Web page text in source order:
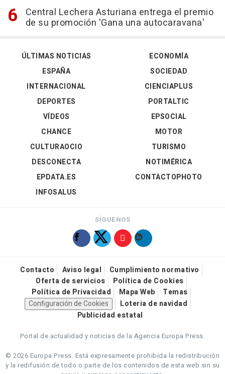
Central Lechera Asturiana entrega el premio
de su promoción 'Gana una autocaravana'
ÚLTIMAS NOTICIAS
ESPAÑA
INTERNACIONAL
DEPORTES
VÍDEOS
ECONOMÍA
SOCIEDAD
CIENCIAPLUS
PORTALTIC
EPSOCIAL
CHANCE
CULTURAOCIO
DESCONECTA
EPDATA.ES
INFOSALUS
MOTOR
TURISMO
NOTIMÉRICA
CONTACTOPHOTO
SÍGUENOS
Contacto Aviso legal
Cumplimiento normativo
Oferta de servicios
Política de Cookies
Política de Privacidad
Mapa Web
Temas
Configuración de Cookies
Loteria de navidad
Publicidad estatal
Portal de actualidad y noticias de la Agencia Europa Press.
© 2026 Europa Press. Está expresamente prohibida la redistribución
y la redifusión de todo o parte de los contenidos de esta web sin su